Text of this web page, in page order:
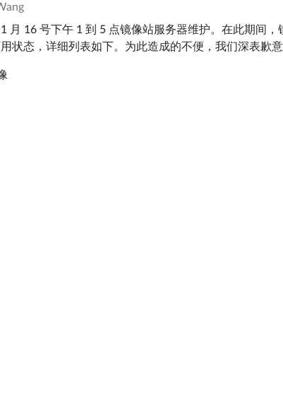
月 16 号下午 1 到 5 点镜像站服务器维护。在此期间，
状态，详细列表如下。为此造成的不便，我们深表歉意